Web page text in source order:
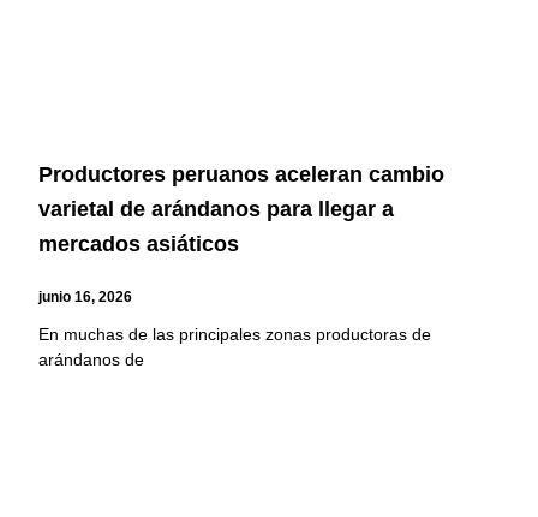
Productores peruanos aceleran cambio
varietal de arándanos para llegar a
mercados asiáticos
junio 16, 2026
En muchas de las principales zonas productoras de
arándanos de